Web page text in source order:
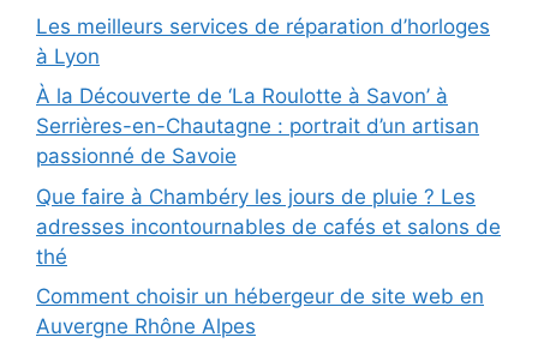
Les meilleurs services de réparation d’horloges
à Lyon
À la Découverte de ‘La Roulotte à Savon’ à
Serrières-en-Chautagne : portrait d’un artisan
passionné de Savoie
Que faire à Chambéry les jours de pluie ? Les
adresses incontournables de cafés et salons de
thé
Comment choisir un hébergeur de site web en
Auvergne Rhône Alpes